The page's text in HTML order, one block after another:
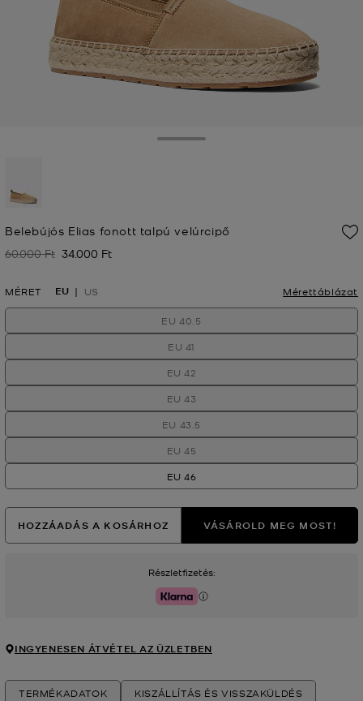
Belebújós Elias fonott talpú velúrcipő
Korábban
60.000 Ft Jelenleg
34.000 Ft
MÉRET EU US Mérettáblázat
EU 40.5
EU 41
EU 42
EU 43
EU 43.5
EU 45
EU 46
HOZZÁADÁS A KOSÁRHOZ VÁSÁROLD MEG MOST!
Részletfizetés:
Klarna
INGYENESEN ÁTVÉTEL AZ ÜZLETBEN
TERMÉKADATOK KISZÁLLÍTÁS ÉS VISSZAKÜLDÉS